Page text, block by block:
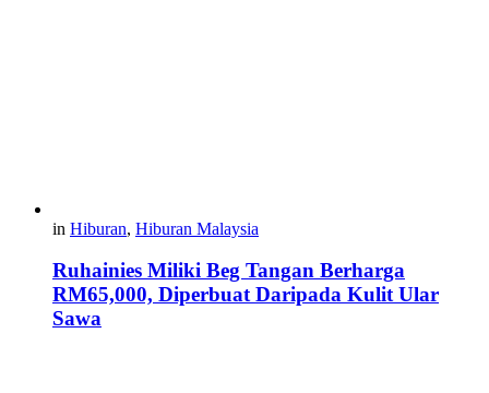
in Hiburan, Hiburan Malaysia
Ruhainies Miliki Beg Tangan Berharga
RM65,000, Diperbuat Daripada Kulit Ular
Sawa